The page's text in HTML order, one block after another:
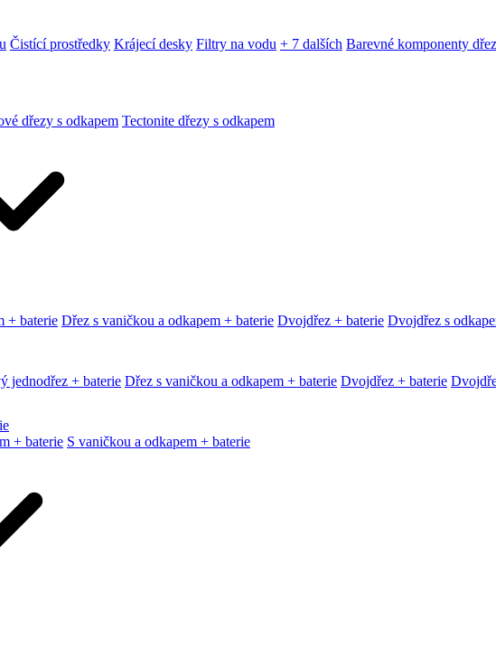
Čistící prostředky Krájecí desky Filtry na vodu + 7 dalších Barevné komponenty
dřezy s odkapem Tectonite dřezy s odkapem
+ baterie Dřez s vaničkou a odkapem + baterie Dvojdřez + baterie Dvojdřez s
jednodřez + baterie Dřez s vaničkou a odkapem + baterie Dvojdřez + baterie
+ baterie S vaničkou a odkapem + baterie